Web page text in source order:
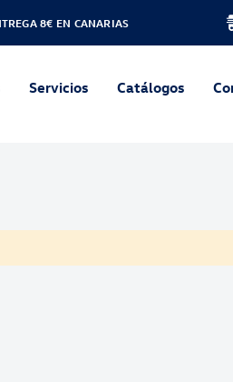
8€ EN CANARIAS
Servicios Catálogos